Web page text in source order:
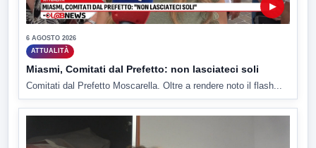
▶
6 AGOSTO 2026
ATTUALITÀ
Miasmi, Comitati dal Prefetto: non lasciateci soli
Comitati dal Prefetto Moscarella. Oltre a rendere noto il flash...